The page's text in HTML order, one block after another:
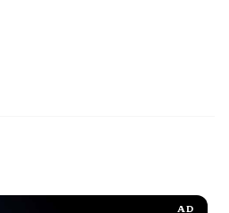
pesaing. Informasi yang
AD